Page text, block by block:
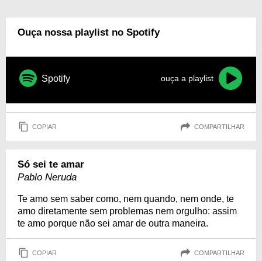
Ouça nossa playlist no Spotify
Spotify ouça a playlist
COPIAR COMPARTILHAR
Só sei te amar
Pablo Neruda
Te amo sem saber como, nem quando, nem onde, te
amo diretamente sem problemas nem orgulho: assim
te amo porque não sei amar de outra maneira.
COPIAR COMPARTILHAR